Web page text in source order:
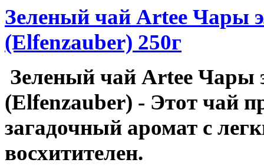
Зеленый чай Artee Чары
(Elfenzauber) 250г
Зеленый чай Artee Чары
(Elfenzauber) - Этот чай
загадочный аромат с
восхитителен.